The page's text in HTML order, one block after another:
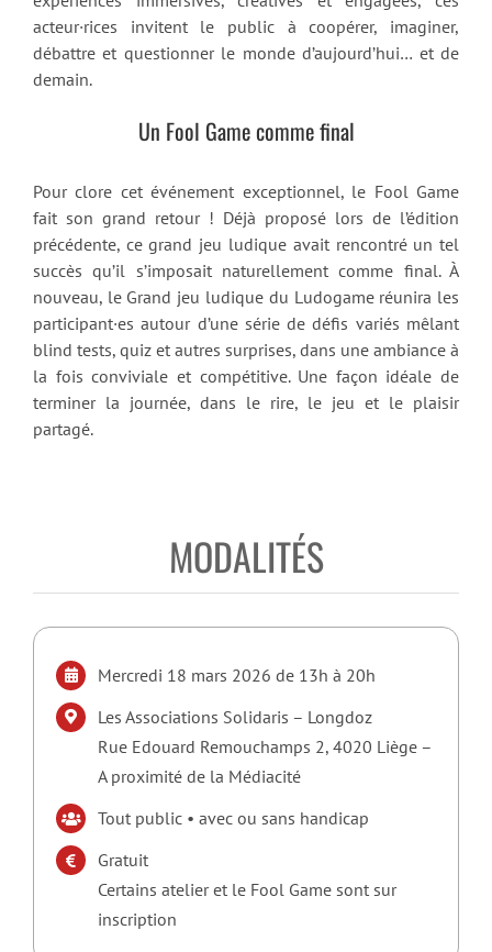
acteur·rices invitent le public à coopérer, imaginer,
débattre et questionner le monde d’aujourd’hui… et de
demain.
Un Fool Game comme final
Pour clore cet événement exceptionnel, le Fool Game
fait son grand retour ! Déjà proposé lors de l’édition
précédente, ce grand jeu ludique avait rencontré un tel
succès qu’il s’imposait naturellement comme final. À
nouveau, le Grand jeu ludique du Ludogame réunira les
participant·es autour d’une série de défis variés mêlant
blind tests, quiz et autres surprises, dans une ambiance à
la fois conviviale et compétitive. Une façon idéale de
terminer la journée, dans le rire, le jeu et le plaisir
partagé.
MODALITÉS
Mercredi 18 mars 2026 de 13h à 20h
Les Associations Solidaris – Longdoz
Rue Edouard Remouchamps 2, 4020 Liège –
A proximité de la Médiacité
Tout public • avec ou sans handicap
Gratuit
Certains atelier et le Fool Game sont sur
inscription